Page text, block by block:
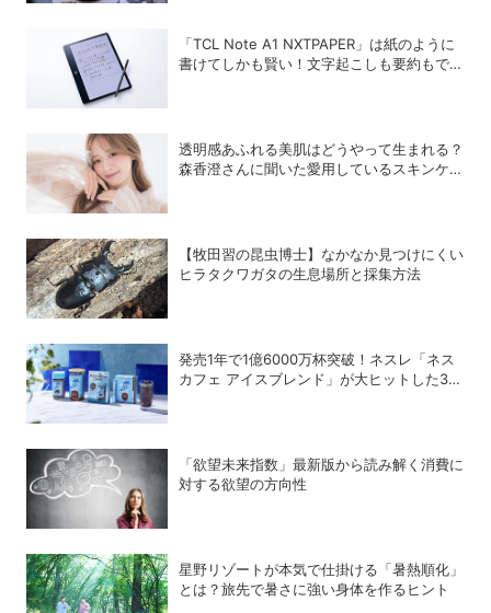
「TCL Note A1 NXTPAPER」は紙のように
書けてしかも賢い！文字起こしも要約もでき
透明感あふれる美肌はどうやって生まれる？
森香澄さんに聞いた愛用しているスキンケア
【牧田習の昆虫博士】なかなか見つけにくい
ヒラタクワガタの生息場所と採集方法
発売1年で1億6000万杯突破！ネスレ「ネス
カフェ アイスブレンド」が大ヒットした3つ
「欲望未来指数」最新版から読み解く消費に
対する欲望の方向性
星野リゾートが本気で仕掛ける「暑熱順化」
とは？旅先で暑さに強い身体を作るヒント